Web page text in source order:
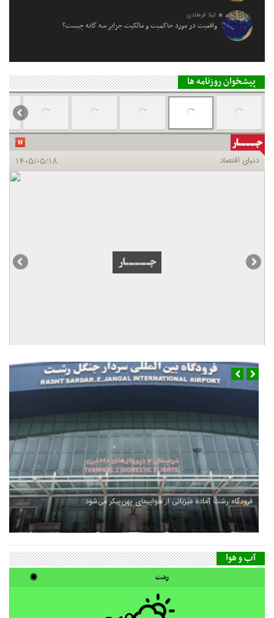
لیلا فرهادی
واقعیت در مورد حاکمیت و مالکیت جزایر سه گانه چیست؟
پیشخوان روزنامه ها
فرودگاه رشت آماده میزبانی از هواپیمای پهن‌پیکر می‌شود
آب و هوا
رشت ◉